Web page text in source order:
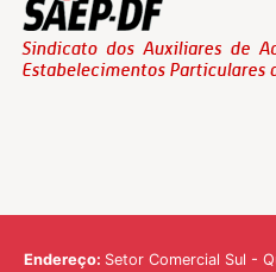
Endereço: Setor Comercial Sul -